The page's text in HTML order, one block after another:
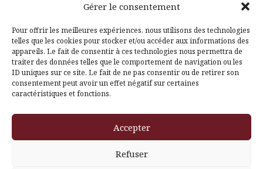
Gérer le consentement
Pour offrir les meilleures expériences, nous utilisons des technologies
telles que les cookies pour stocker et/ou accéder aux informations des
appareils. Le fait de consentir à ces technologies nous permettra de
traiter des données telles que le comportement de navigation ou les
ID uniques sur ce site. Le fait de ne pas consentir ou de retirer son
consentement peut avoir un effet négatif sur certaines
caractéristiques et fonctions.
Accepter
Refuser
Facebook
Pinterest
Themeisle